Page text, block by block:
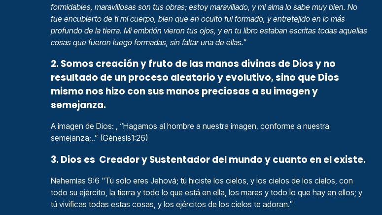
formidables, maravillosas son tus obras; estoy maravillado, y mi alma lo sabe muy bien. No
fue encubierto de ti mi cuerpo, bien que en oculto fui formado, y entretejido en lo más
profundo de la tierra. Mi embrión vieron tus ojos, y en tu libro estaban escritas todas aquellas
cosas que fueron luego formadas, sin faltar una de ellas."
2. Somos creación y fruto de las manos divinas de Dios y no
resultado de un proceso aleatorio y evolutivo, sino que Dios
mismo nos hizo con sus manos preciosas a su imagen y
semejanza.
A imagen de Dios: , “Hagamos al hombre a nuestra imagen, conforme a nuestra
semejanza;..” (Génesis1:26)
3. Dios es Creador y Sustentador del mundo y cuanto en el existe.
Nehemías 9:6 "Tú solo eres Jehová; tú hiciste los cielos, y los cielos de los cielos, con
todo su ejército, la tierra y todo lo que está en ella, los mares y todo lo que hay en ellos; y
tú vivificas todas estas cosas, y los ejércitos de los cielos te adoran."